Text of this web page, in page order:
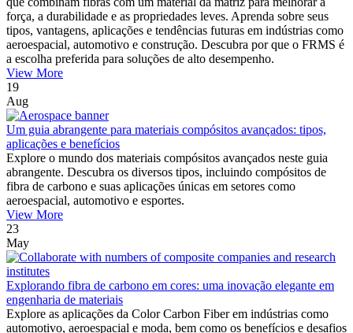
força, a durabilidade e as propriedades leves. Aprenda sobre seus
tipos, vantagens, aplicações e tendências futuras em indústrias como
aeroespacial, automotivo e construção. Descubra por que o FRMS é
a escolha preferida para soluções de alto desempenho.
View More
19
Aug
Um guia abrangente para materiais compósitos avançados: tipos,
aplicações e benefícios
Explore o mundo dos materiais compósitos avançados neste guia
abrangente. Descubra os diversos tipos, incluindo compósitos de
fibra de carbono e suas aplicações únicas em setores como
aeroespacial, automotivo e esportes.
View More
23
May
Explorando fibra de carbono em cores: uma inovação elegante em
engenharia de materiais
Explore as aplicações da Color Carbon Fiber em indústrias como
automotivo, aeroespacial e moda, bem como os benefícios e desafios